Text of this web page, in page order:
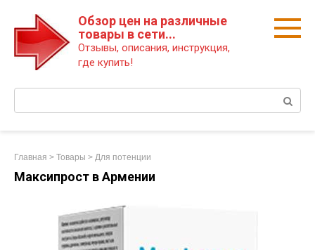
Обзор цен на различные
товары в сети...
Отзывы, описания, инструкция,
где купить!
Главная > Товары > Для потенции
Максипрост в Армении